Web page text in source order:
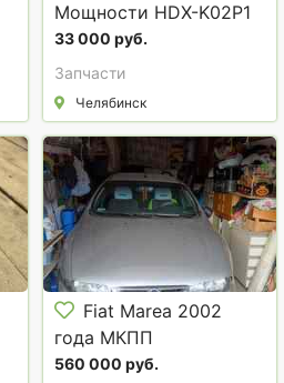
Мощности HDX-K02P1
(ISO назад).
33 000 руб.
Запчасти
Челябинск
Fiat Marea 2002
года МКПП
серебристый металлик
560 000 руб.